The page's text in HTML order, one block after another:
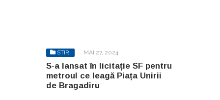
STIRI MAI 27, 2024
S-a lansat în licitație SF pentru
metroul ce leagă Piața Unirii
de Bragadiru